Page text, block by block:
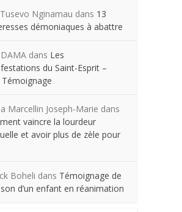
Nginamau dans 13
démoniaques à abattre
dans Les
du Saint-Esprit –
Marcellin Joseph-Marie dans
vaincre la lourdeur
et avoir plus de zèle pour
Boheli dans Témoignage de
d’un enfant en réanimation